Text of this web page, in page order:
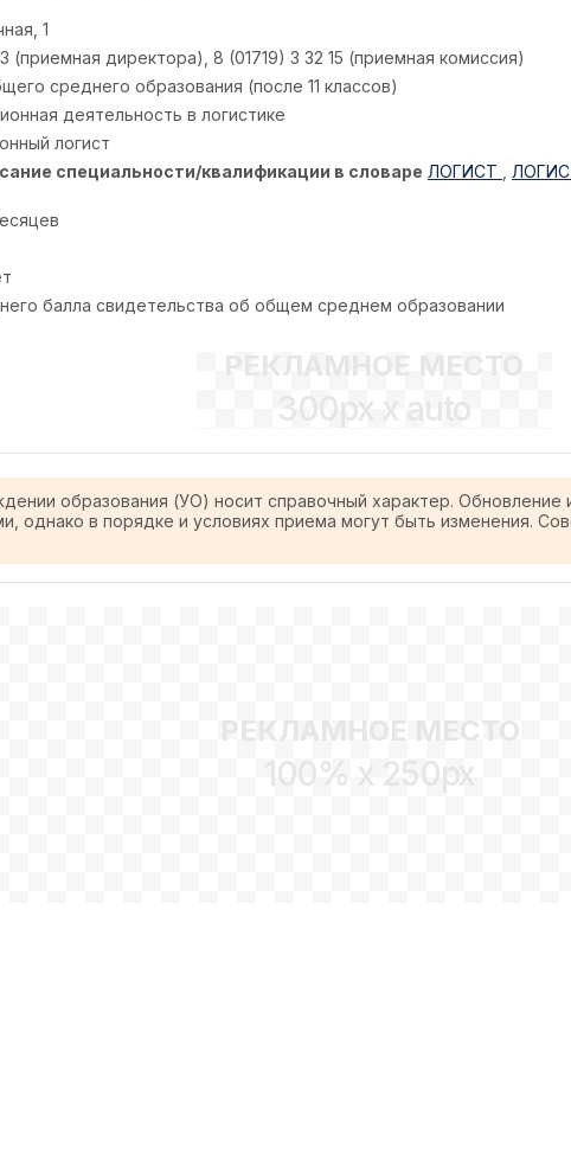
1
(приемная директора), 8 (01719) 3 32 15 (приемная комиссия)
среднего образования (после 11 классов)
деятельность в логистике
логист
специальности/квалификации в словаре ЛОГИСТ
балла свидетельства об общем среднем образовании
РЕКЛАМНОЕ МЕСТО
300px x auto
образования (УО) носит справочный характер. Обновление
однако в порядке и условиях приема могут быть изменения.
РЕКЛАМНОЕ МЕСТО
100% x 250px